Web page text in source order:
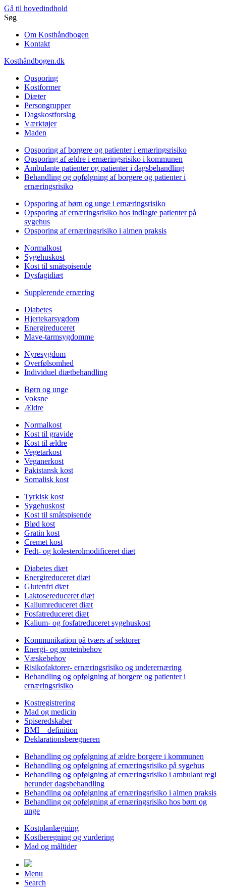
Gå til hovedindhold
Søg
Om Kosthåndbogen
Kontakt
Kosthåndbogen.dk
Opsporing
Kostformer
Diæter
Persongrupper
Dagskostforslag
Værktøjer
Maden
Opsporing af borgere og patienter i ernæringsrisiko
Opsporing af ældre i ernæringsrisiko i kommunen
Ambulante patienter og patienter i dagsbehandling
Behandling og opfølgning af borgere og patienter i
ernæringsrisiko
Opsporing af børn og unge i ernæringsrisiko
Opsporing af ernæringsrisiko hos indlagte patienter på
sygehus
Opsporing af ernæringsrisiko i almen praksis
Normalkost
Sygehuskost
Kost til småtspisende
Dysfagidiæt
Supplerende ernæring
Diabetes
Hjertekarsygdom
Energireduceret
Mave-tarmsygdomme
Nyresygdom
Overfølsomhed
Individuel diætbehandling
Børn og unge
Voksne
Ældre
Normalkost
Kost til gravide
Kost til ældre
Vegetarkost
Veganerkost
Pakistansk kost
Somalisk kost
Tyrkisk kost
Sygehuskost
Kost til småtspisende
Blød kost
Gratin kost
Cremet kost
Fedt- og kolesterolmodificeret diæt
Diabetes diæt
Energireduceret diæt
Glutenfri diæt
Laktosereduceret diæt
Kaliumreduceret diæt
Fosfatreduceret diæt
Kalium- og fosfatreduceret sygehuskost
Kommunikation på tværs af sektorer
Energi- og proteinbehov
Væskebehov
Risikofaktorer- ernæringsrisiko og underernæring
Behandling og opfølgning af borgere og patienter i
ernæringsrisiko
Kostregistrering
Mad og medicin
Spiseredskaber
BMI – definition
Deklarationsberegneren
Behandling og opfølgning af ældre borgere i kommunen
Behandling og opfølgning af ernæringsrisiko på sygehus
Behandling og opfølgning af ernæringsrisiko i ambulant regi
herunder dagsbehandling
Behandling og opfølgning af ernæringsrisiko i almen praksis
Behandling og opfølgning af ernæringsrisiko hos børn og
unge
Kostplanlægning
Kostberegning og vurdering
Mad og måltider
Menu
Search